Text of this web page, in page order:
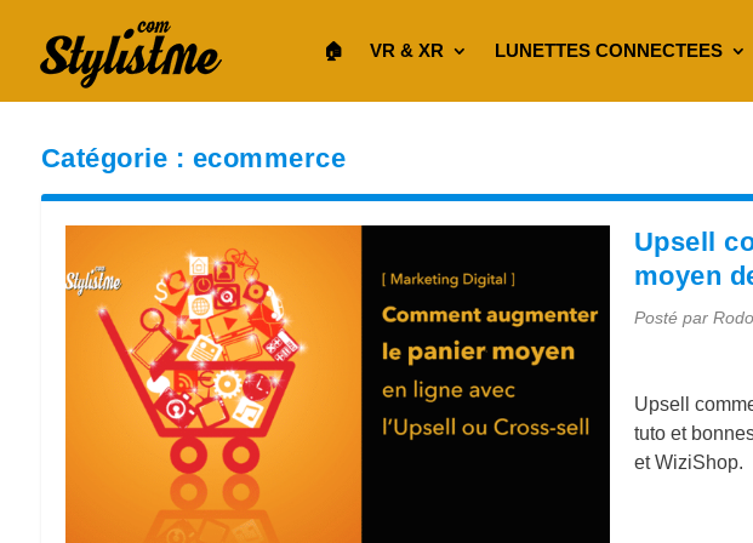
🏠︎ VR & XR LUNETTES CONNECTEES
Catégorie : ecommerce
Upsell
moyen
Posté par
Upsell
tuto et
et WiziShop.